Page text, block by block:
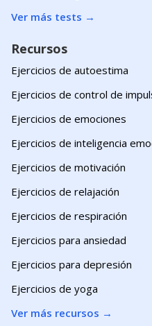
Ver más tests →
Recursos
Ejercicios de autoestima
Ejercicios de control de
Ejercicios de emociones
Ejercicios de inteligencia
Ejercicios de motivación
Ejercicios de relajación
Ejercicios de respiración
Ejercicios para ansiedad
Ejercicios para depresión
Ejercicios de yoga
Ver más recursos →